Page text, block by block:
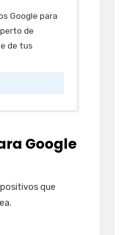
Google para
de
de tus
Google
que